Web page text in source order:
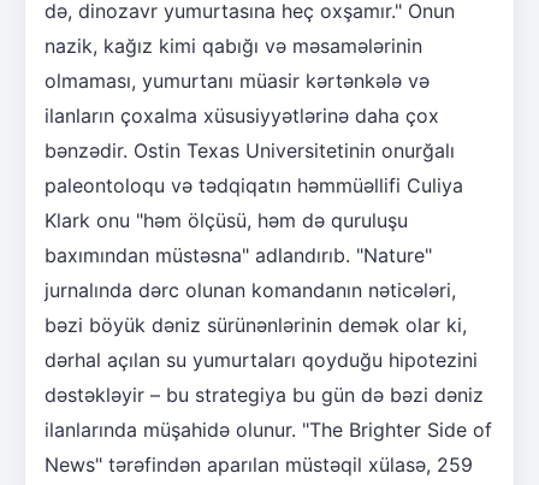
də, dinozavr yumurtasına heç oxşamır." Onun
nazik, kağız kimi qabığı və məsamələrinin
olmaması, yumurtanı müasir kərtənkələ və
ilanların çoxalma xüsusiyyətlərinə daha çox
bənzədir. Ostin Texas Universitetinin onurğalı
paleontoloqu və tədqiqatın həmmüəllifi Culiya
Klark onu "həm ölçüsü, həm də quruluşu
baxımından müstəsna" adlandırıb. "Nature"
jurnalında dərc olunan komandanın nəticələri,
bəzi böyük dəniz sürünənlərinin demək olar ki,
dərhal açılan su yumurtaları qoyduğu hipotezini
dəstəkləyir – bu strategiya bu gün də bəzi dəniz
ilanlarında müşahidə olunur. "The Brighter Side of
News" tərəfindən aparılan müstəqil xülasə, 259